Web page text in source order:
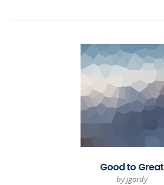
Good to Great
by jgordy